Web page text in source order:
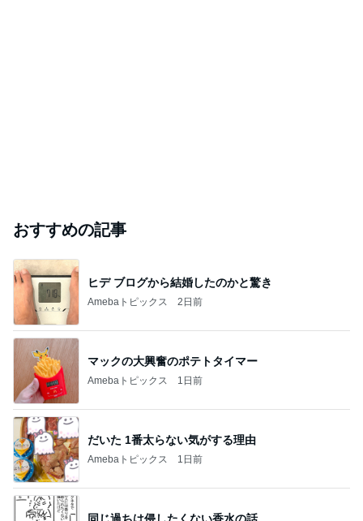
おすすめの記事
ヒデ ブログから結婚したのかと驚き
Amebaトピックス 2日前
マックの大興奮のポテトタイマー
Amebaトピックス 1日前
だいた 1番太らない気がする理由
Amebaトピックス 1日前
同じ過ちは侵したくない香水の話